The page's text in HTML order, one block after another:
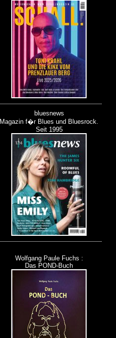
bluesnews
Magazin f�r Blues und Bluesrock.
Seit 1995
Wolfgang Paule Fuchs :
Das POND-Buch